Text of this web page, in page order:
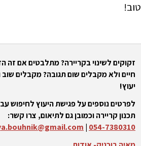
טוב!
זקוקים לשינוי בקריירה? מתלבטים אם
חיים ולא מקבלים שום תגובה? מקבלים
יעוץ!
לפרטים נוספים על פגישת היעוץ לחיפוש
תכנון קריירה וכמובן גם לתיאום, צרו קשר:
054-7380310
|